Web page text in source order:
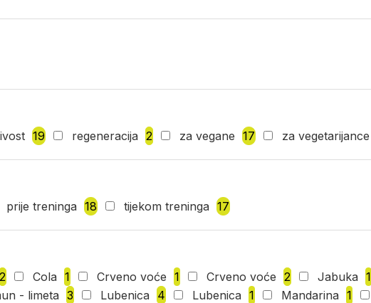
19 regeneracija 2 za vegane 17 za vegetarijance
prije treninga 18 tijekom treninga 17
2 Cola 1 Crveno voće 1 Crveno voće 2 Jabuka 1
- limeta 3 Lubenica 4 Lubenica 1 Mandarina 1